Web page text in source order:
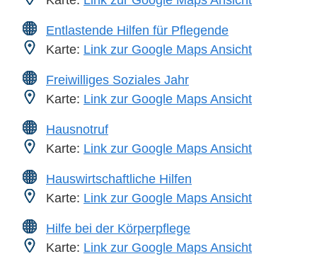
Entlastende Hilfen für Pflegende
Karte: Link zur Google Maps Ansicht
Freiwilliges Soziales Jahr
Karte: Link zur Google Maps Ansicht
Hausnotruf
Karte: Link zur Google Maps Ansicht
Hauswirtschaftliche Hilfen
Karte: Link zur Google Maps Ansicht
Hilfe bei der Körperpflege
Karte: Link zur Google Maps Ansicht